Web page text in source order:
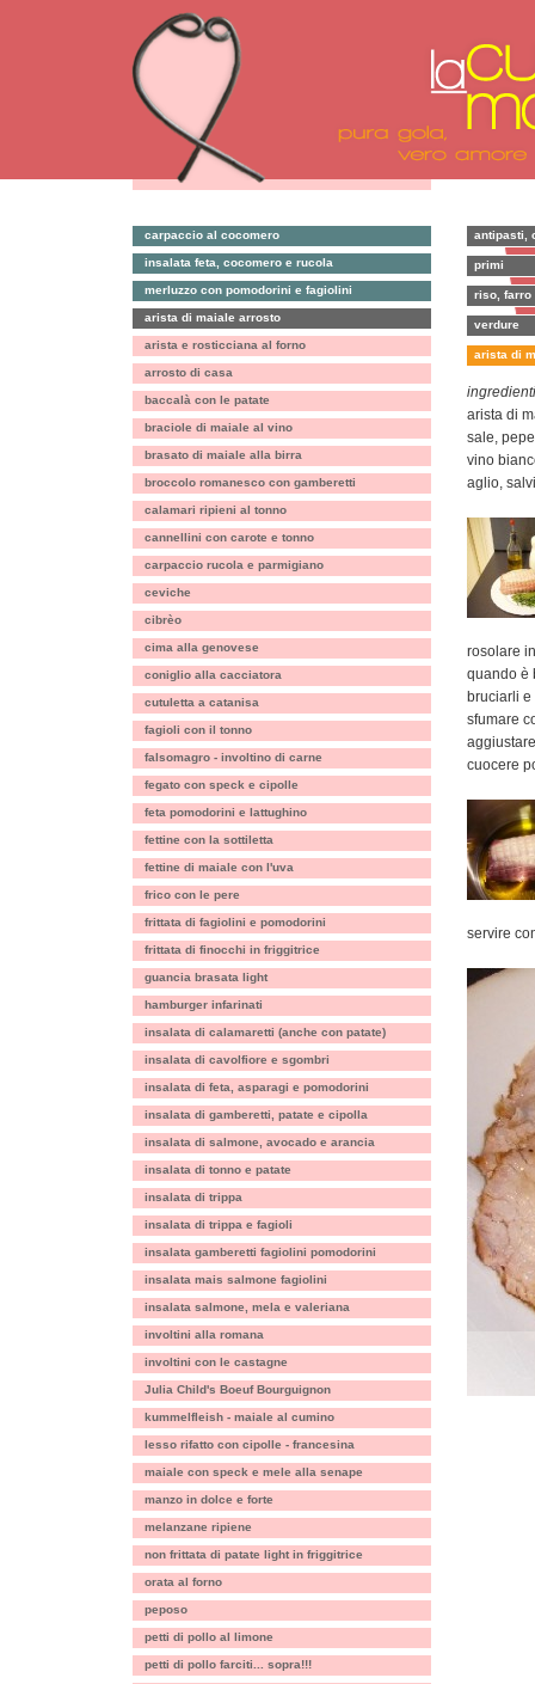
antipasti,
primi
riso, farro
verdure
carpaccio al cocomero
insalata feta, cocomero e rucola
merluzzo con pomodorini e fagiolini
arista di maiale arrosto
arista e rosticciana al forno
arrosto di casa
baccalà con le patate
braciole di maiale al vino
brasato di maiale alla birra
broccolo romanesco con gamberetti
calamari ripieni al tonno
cannellini con carote e tonno
carpaccio rucola e parmigiano
ceviche
cibrèo
cima alla genovese
coniglio alla cacciatora
cutuletta a catanisa
fagioli con il tonno
falsomagro - involtino di carne
fegato con speck e cipolle
feta pomodorini e lattughino
fettine con la sottiletta
fettine di maiale con l'uva
frico con le pere
frittata di fagiolini e pomodorini
frittata di finocchi in friggitrice
guancia brasata light
hamburger infarinati
insalata di calamaretti (anche con patate)
insalata di cavolfiore e sgombri
insalata di feta, asparagi e pomodorini
insalata di gamberetti, patate e cipolla
insalata di salmone, avocado e arancia
insalata di tonno e patate
insalata di trippa
insalata di trippa e fagioli
insalata gamberetti fagiolini pomodorini
insalata mais salmone fagiolini
insalata salmone, mela e valeriana
involtini alla romana
involtini con le castagne
Julia Child's Boeuf Bourguignon
kummelfleish - maiale al cumino
lesso rifatto con cipolle - francesina
maiale con speck e mele alla senape
manzo in dolce e forte
melanzane ripiene
non frittata di patate light in friggitrice
orata al forno
peposo
petti di pollo al limone
petti di pollo farciti... sopra!!!
arista di
arista di
sale,
vino
aglio,
rosolare
quando è
bruciarli
sfumare
cuocere
servire